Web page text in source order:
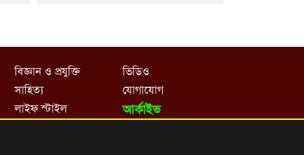
বিজ্ঞান ও প্রযুক্তি
সাহিত্য
লাইফ স্টাইল
ভিডিও
যোগাযোগ
আর্কাইভ